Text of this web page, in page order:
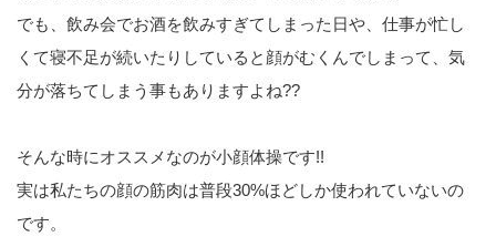
でも、飲み会でお酒を飲みすぎてしまった日や、仕事が忙し
くて寝不足が続いたりしていると顔がむくんでしまって、気
分が落ちてしまう事もありますよね??
そんな時にオススメなのが小顔体操です!!
実は私たちの顔の筋肉は普段30%ほどしか使われていないの
です。